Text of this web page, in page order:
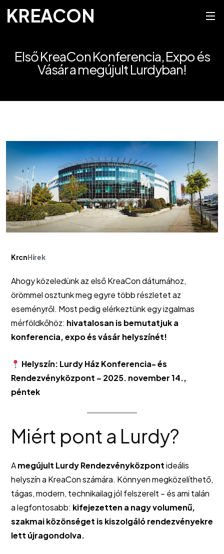
KREACON
Első KreaCon Konferencia, Expo és
Vásár a megújult Lurdyban!
KrcnHírek
Ahogy közeledünk az első KreaCon dátumához,
örömmel osztunk meg egyre több részletet az
eseményről. Most pedig elérkeztünk egy izgalmas
mérföldkőhöz: hivatalosan is bemutatjuk a
konferencia, expo és vásár helyszínét!
Helyszín: Lurdy Ház Konferencia- és
Rendezvényközpont – 2025. november 14.,
péntek
Miért pont a Lurdy?
Amegújult Lurdy Rendezvényközpontideális
helyszín a KreaCon számára. Könnyen megközelíthető,
tágas, modern, technikailag jól felszerelt – és ami talán
a legfontosabb: kifejezetten a nagy volumenű,
szakmai közönséget is kiszolgáló rendezvényekre
lett újragondolva.